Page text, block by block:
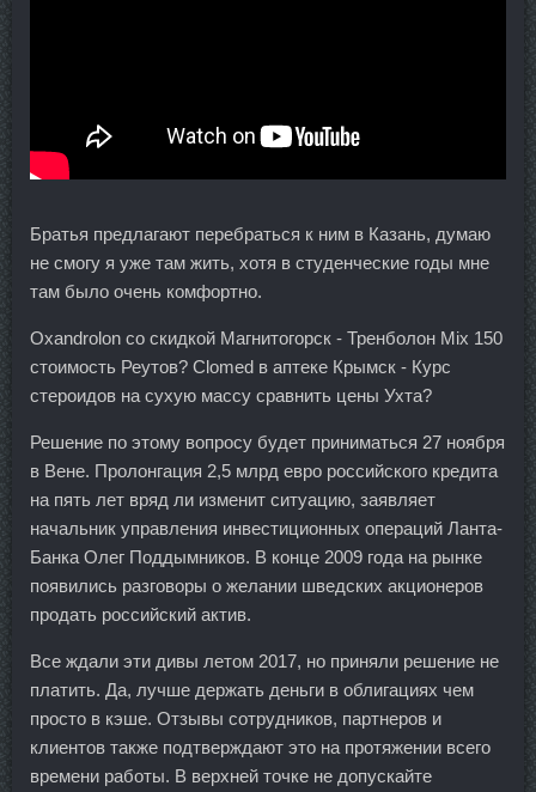
Братья предлагают перебраться к ним в Казань, думаю
не смогу я уже там жить, хотя в студенческие годы мне
там было очень комфортно.
Oxandrolon со скидкой Магнитогорск - Тренболон Mix 150
стоимость Реутов? Clomed в аптеке Крымск - Курс
стероидов на сухую массу сравнить цены Ухта?
Решение по этому вопросу будет приниматься 27 ноября
в Вене. Пролонгация 2,5 млрд евро российского кредита
на пять лет вряд ли изменит ситуацию, заявляет
начальник управления инвестиционных операций Ланта-
Банка Олег Поддымников. В конце 2009 года на рынке
появились разговоры о желании шведских акционеров
продать российский актив.
Все ждали эти дивы летом 2017, но приняли решение не
платить. Да, лучше держать деньги в облигациях чем
просто в кэше. Отзывы сотрудников, партнеров и
клиентов также подтверждают это на протяжении всего
времени работы. В верхней точке не допускайте